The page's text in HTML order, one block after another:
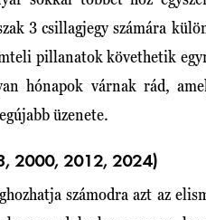
3 csillagjegy számára
pillanatok követhetik
hónapok várnak rád,
üzenete.
2000, 2012, 2024)
számodra azt az